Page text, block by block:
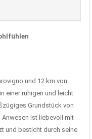
und 12 km von
einer ruhigen und leicht
Grundstück von
Anwesen ist liebevoll mit
und besticht durch seine